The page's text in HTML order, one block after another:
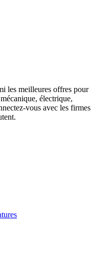
les meilleures offres pour
électrique,
vous avec les firmes